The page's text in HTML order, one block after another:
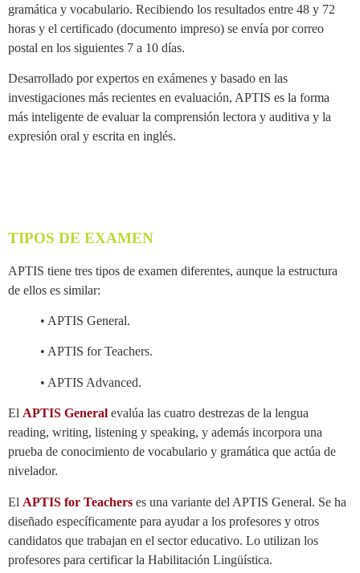
gramática y vocabulario. Recibiendo los resultados entre 48 y 72
horas y el certificado (documento impreso) se envía por correo
postal en los siguientes 7 a 10 días.
Desarrollado por expertos en exámenes y basado en las
investigaciones más recientes en evaluación, APTIS es la forma
más inteligente de evaluar la comprensión lectora y auditiva y la
expresión oral y escrita en inglés.
TIPOS DE EXAMEN
APTIS tiene tres tipos de examen diferentes, aunque la estructura
de ellos es similar:
• APTIS General.
• APTIS for Teachers.
• APTIS Advanced.
El APTIS General evalúa las cuatro destrezas de la lengua
reading, writing, listening y speaking, y además incorpora una
prueba de conocimiento de vocabulario y gramática que actúa de
nivelador.
El APTIS for Teachers es una variante del APTIS General. Se ha
diseñado específicamente para ayudar a los profesores y otros
candidatos que trabajan en el sector educativo. Lo utilizan los
profesores para certificar la Habilitación Lingüística.